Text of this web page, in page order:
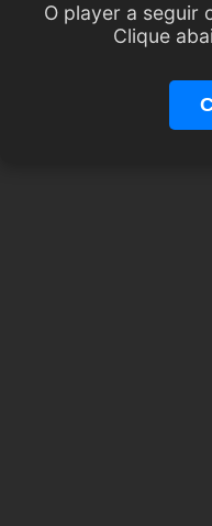
O player a seguir
Clique